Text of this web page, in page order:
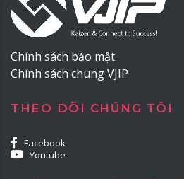
Chính sách bảo mật
Chính sách chung VJIP
THEO DÕI CHÚNG TÔI
Facebook
Youtube